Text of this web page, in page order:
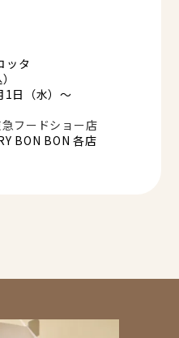
ッタ
1日（水）〜
フードショー店
BON BON 各店